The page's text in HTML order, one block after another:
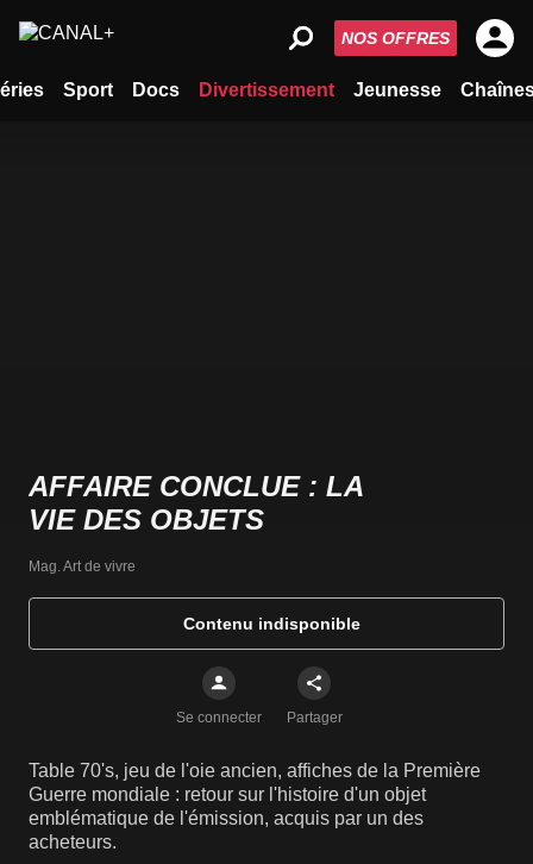
Sport Docs Divertissement Jeunesse
NOS OFFRES
AFFAIRE CONCLUE : LA
VIE DES OBJETS
Mag. Art de vivre
Contenu indisponible
Se connecter Partager
Table 70's, jeu de l'oie ancien, affiches de la Première
Guerre mondiale : retour sur l'histoire d'un objet
emblématique de l'émission, acquis par un des
acheteurs.